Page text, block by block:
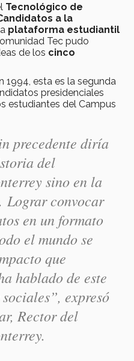
Tecnológico de
a la
plataforma estudiantil
Tec pudo
de los cinco
1994, esta es la segunda
presidenciales
estudiantes del Campus
precedente diría
del
sino en la
Lograr convocar
en un formato
el mundo se
que
hablado de este
expresó
Rector del